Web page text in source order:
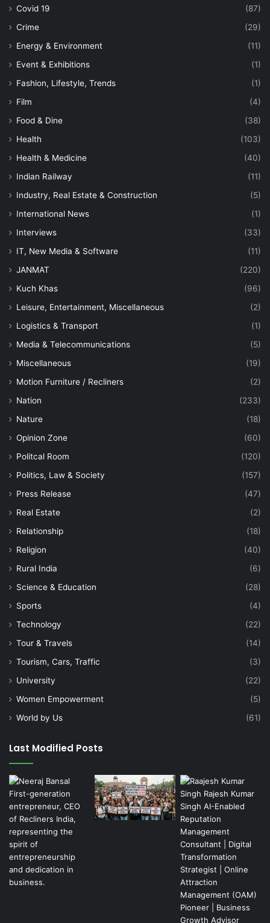
Covid 19
(87)
Crime
(29)
Energy & Environment
(11)
Event & Exhibitions
(1)
Fashion, Lifestyle, Trends
(1)
Film
(4)
Food & Dine
(38)
Health
(103)
Health & Medicine
(40)
Indian Railway
(11)
Industry, Real Estate & Construction
(5)
International News
(1)
Interviews
(33)
IT, New Media & Software
(11)
JANMAT
(220)
Kuch Khas
(96)
Leisure, Entertainment, Miscellaneous
(2)
Logistics & Transport
(1)
Media & Telecommunications
(5)
Miscellaneous
(19)
Motion Furniture / Recliners
(2)
Nation
(233)
Nature
(18)
Opinion Zone
(60)
Politcal Room
(120)
Politics, Law & Society
(157)
Press Release
(47)
Real Estate
(2)
Relationship
(18)
Religion
(40)
Rural India
(6)
Science & Education
(28)
Sports
(4)
Technology
(22)
Tour & Travels
(14)
Tourism, Cars, Traffic
(3)
University
(22)
Women Empowerment
(5)
World by Us
(61)
Last Modified Posts